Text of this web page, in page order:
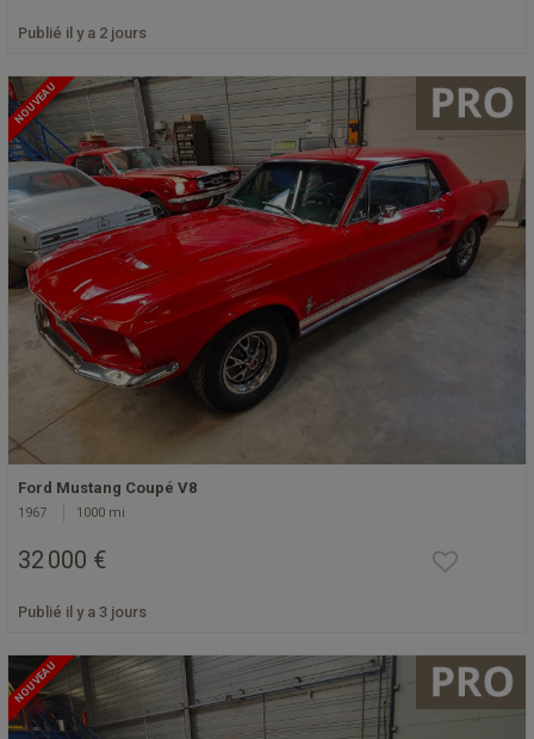
Publié il y a 2 jours
NOUVEAU
Ford Mustang Coupé V8
1967 1000 mi
32 000 €
Publié il y a 3 jours
NOUVEAU